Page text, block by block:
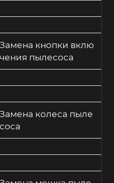
Замена кнопки вклю
чения пылесоса
Замена колеса пыле
соса